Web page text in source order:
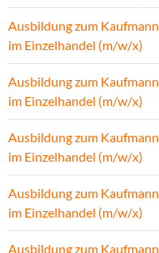
Ausbildung zum Kaufmann
im Einzelhandel (m/w/x)
Ausbildung zum Kaufmann
im Einzelhandel (m/w/x)
Ausbildung zum Kaufmann
im Einzelhandel (m/w/x)
Ausbildung zum Kaufmann
im Einzelhandel (m/w/x)
Ausbildung zum Kaufmann